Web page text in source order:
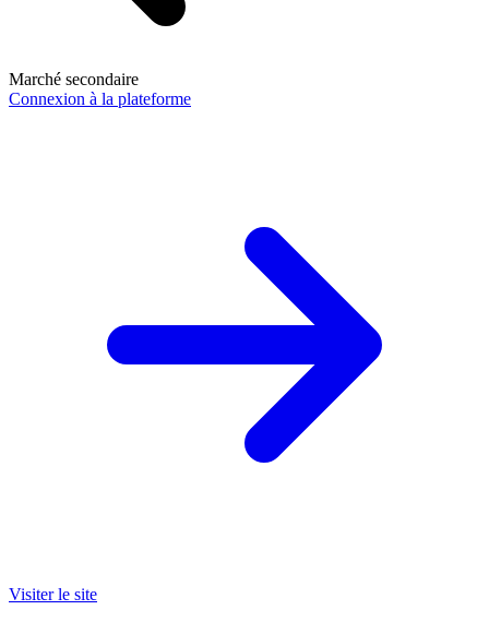
Marché secondaire
Connexion à la plateforme
Visiter le site